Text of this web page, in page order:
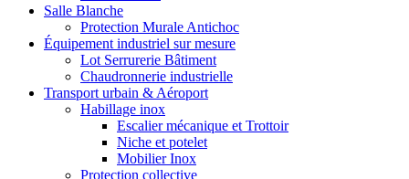
Salle Blanche
Protection Murale Antichoc
Équipement industriel sur mesure
Lot Serrurerie Bâtiment
Chaudronnerie industrielle
Transport urbain & Aéroport
Habillage inox
Escalier mécanique et Trottoir
Niche et potelet
Mobilier Inox
Protection collective